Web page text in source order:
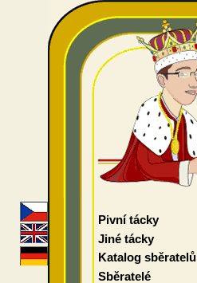
Pivní tácky
Jiné tácky
Katalog sběratelů
Sběratelé